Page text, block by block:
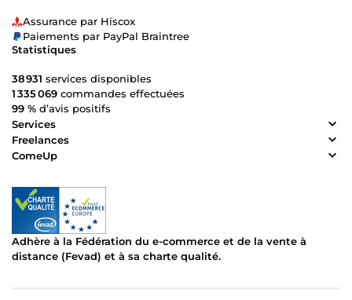
Assurance par Hiscox
Paiements par PayPal Braintree
Statistiques
38 931 services disponibles
1 335 069 commandes effectuées
99 % d’avis positifs
Services
Freelances
ComeUp
Adhère à la Fédération du e-commerce et de la vente à
distance (Fevad) et à sa charte qualité.